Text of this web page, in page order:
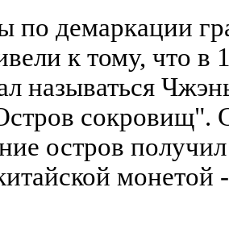
по демаркации
к тому, что в
называться
сокровищ".
остров
монетой